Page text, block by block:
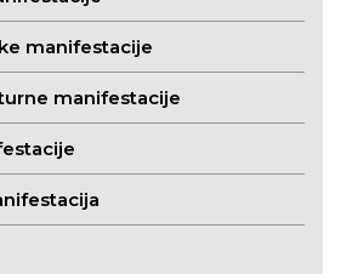
manifestacije
manifestacije